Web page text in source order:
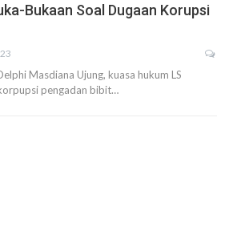
Bukaan Soal Dugaan Korupsi
Masdiana Ujung, kuasa hukum LS
pengadan bibit…